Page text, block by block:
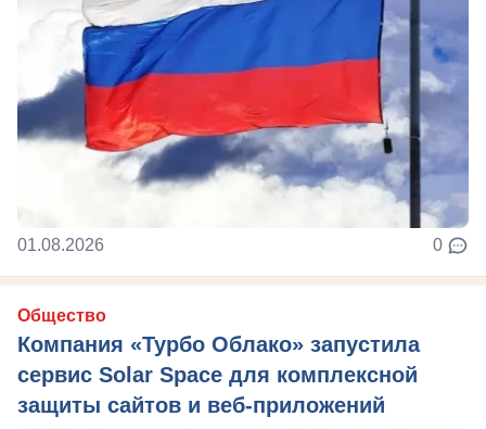
01.08.2026 0
Общество
Компания «Турбо Облако» запустила
сервис Solar Space для комплексной
защиты сайтов и веб-приложений